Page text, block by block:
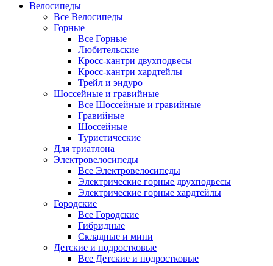
Велосипеды
Все Велосипеды
Горные
Все Горные
Любительские
Кросс-кантри двухподвесы
Кросс-кантри хардтейлы
Трейл и эндуро
Шоссейные и гравийные
Все Шоссейные и гравийные
Гравийные
Шоссейные
Туристические
Для триатлона
Электровелосипеды
Все Электровелосипеды
Электрические горные двухподвесы
Электрические горные хардтейлы
Городские
Все Городские
Гибридные
Складные и мини
Детские и подростковые
Все Детские и подростковые